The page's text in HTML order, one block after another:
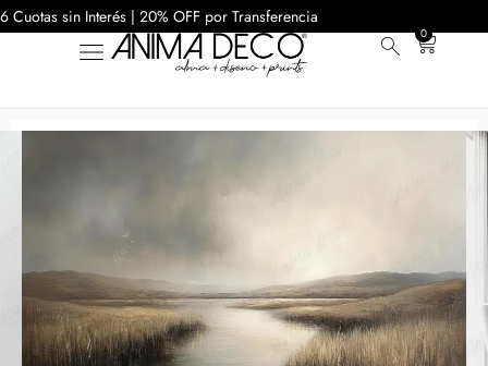
6 Cuotas sin Interés | 20% OFF por Transferencia
0